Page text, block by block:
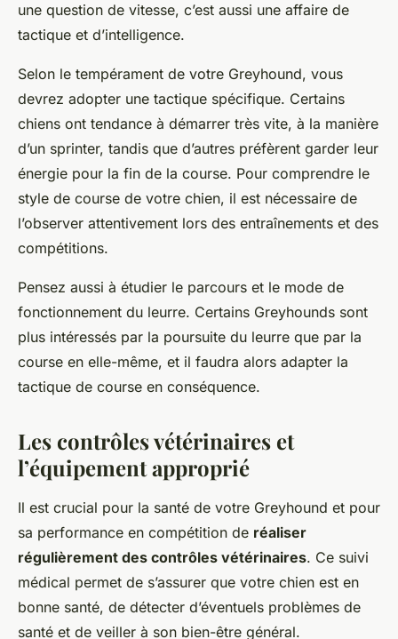
une question de vitesse, c’est aussi une affaire de
tactique et d’intelligence.
Selon le tempérament de votre Greyhound, vous
devrez adopter une tactique spécifique. Certains
chiens ont tendance à démarrer très vite, à la manière
d’un sprinter, tandis que d’autres préfèrent garder leur
énergie pour la fin de la course. Pour comprendre le
style de course de votre chien, il est nécessaire de
l’observer attentivement lors des entraînements et des
compétitions.
Pensez aussi à étudier le parcours et le mode de
fonctionnement du leurre. Certains Greyhounds sont
plus intéressés par la poursuite du leurre que par la
course en elle-même, et il faudra alors adapter la
tactique de course en conséquence.
Les contrôles vétérinaires et
l’équipement approprié
Il est crucial pour la santé de votre Greyhound et pour
sa performance en compétition de réaliser
régulièrement des contrôles vétérinaires. Ce suivi
médical permet de s’assurer que votre chien est en
bonne santé, de détecter d’éventuels problèmes de
santé et de veiller à son bien-être général.